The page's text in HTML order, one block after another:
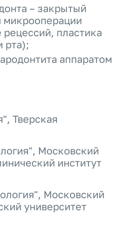
– закрытый
рецессий, пластика
рта);
аппаратом
Тверская
Московский
институт
Московский
университет